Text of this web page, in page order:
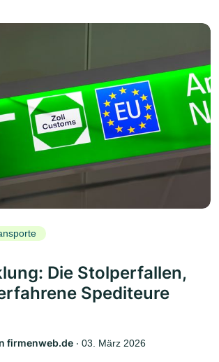
Die Stolperfallen,
Spediteure
firmenweb.de ‧ 03. März 2026